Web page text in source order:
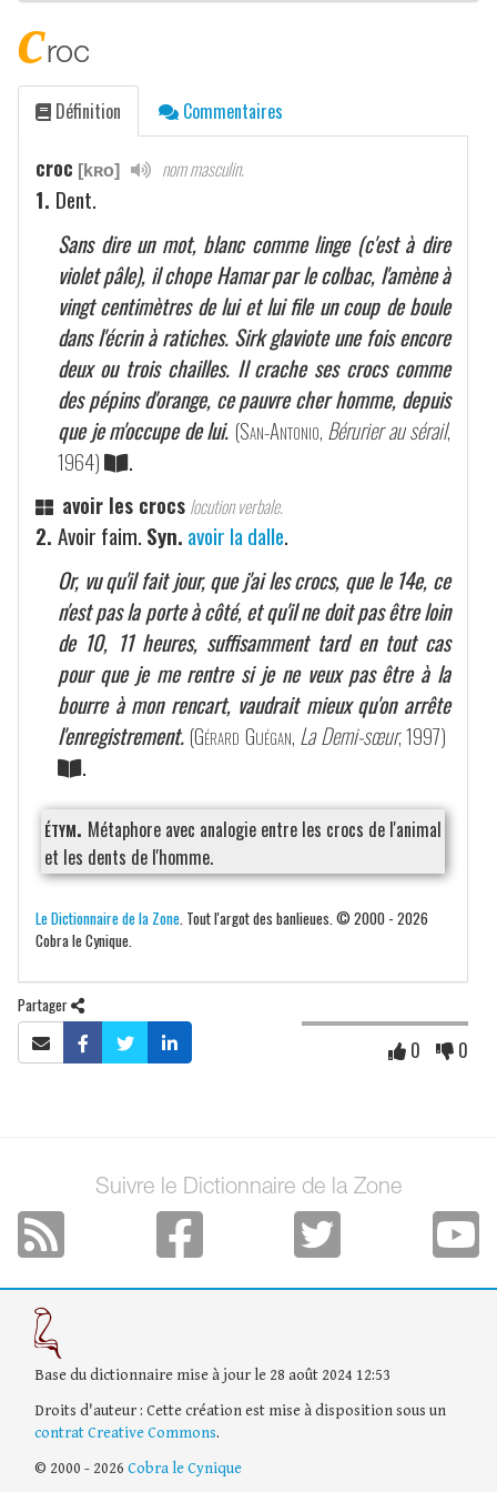
croc
Définition Commentaires
croc [kʀo] nom masculin.
1. Dent.
Sans dire un mot, blanc comme linge (c'est à dire
violet pâle), il chope Hamar par le colbac, l'amène à
vingt centimètres de lui et lui file un coup de boule
dans l'écrin à ratiches. Sirk glaviote une fois encore
deux ou trois chailles. Il crache ses crocs comme
des pépins d'orange, ce pauvre cher homme, depuis
que je m'occupe de lui. (San-Antonio, Bérurier au sérail,
1964)
.
avoir les crocs locution verbale.
2. Avoir faim. Syn. avoir la dalle.
Or, vu qu'il fait jour, que j'ai les crocs, que le 14e, ce
n'est pas la porte à côté, et qu'il ne doit pas être loin
de 10, 11 heures, suffisamment tard en tout cas
pour que je me rentre si je ne veux pas être à la
bourre à mon rencart, vaudrait mieux qu'on arrête
l'enregistrement. (Gérard Guégan, La Demi-sœur, 1997)
.
étym. Métaphore avec analogie entre les crocs de l'animal
et les dents de l'homme.
Le Dictionnaire de la Zone . Tout l'argot des banlieues. © 2000 - 2026
Cobra le Cynique.
Partager
0 0
Suivre le Dictionnaire de la Zone
Base du dictionnaire mise à jour le 28 août 2024 12:53
Droits d'auteur : Cette création est mise à disposition sous un
contrat Creative Commons.
© 2000 - 2026 Cobra le Cynique